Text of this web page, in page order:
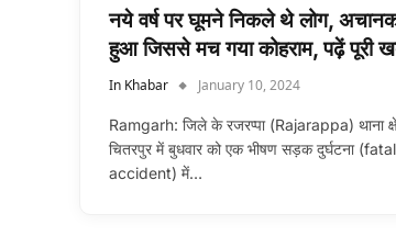
नये वर्ष पर घूमने निकले थे लोग,
हुआ जिससे मच गया कोहराम, पढ़ें पूरी
In Khabar January 10, 2024
Ramgarh: जिले के रजरप्पा (Rajarappa) थाना
चितरपुर में बुधवार को एक भीषण सड़क दुर्घटना
accident) में…